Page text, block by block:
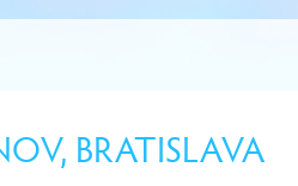
BRATISLAVA